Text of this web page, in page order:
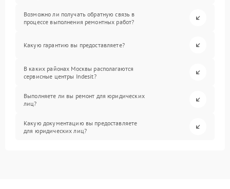
Возможно ли получать обратную связь в
процессе выполнения ремонтных работ?
Какую гарантию вы предоставляете?
В каких районах Москвы располагаются
сервисные центры Indesit?
Выполняете ли вы ремонт для юридических
лиц?
Какую документацию вы предоставляете
для юридических лиц?